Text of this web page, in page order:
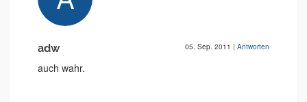
adw 05. Sep. 2011 | Antworten
auch wahr.